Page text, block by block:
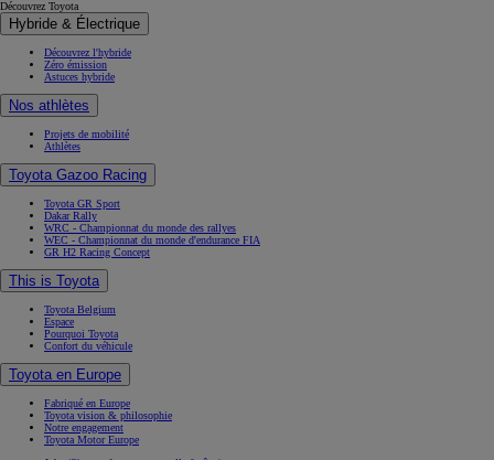
Nos athlètes
Projets de mobilité
Athlètes
Toyota Gazoo Racing
Dakar Rally
WRC - Championnat du monde des rallyes
WEC - Championnat du monde d'endurance FIA
GR H2 Racing Concept
This is Toyota
Toyota Belgium
Espace
Pourquoi Toyota
Confort du véhicule
Toyota en Europe
Fabriqué en Europe
Toyota vision & philosophie
Notre engagement
Toyota Motor Europe
Jobs(S'ouvre dans une nouvelle fenêtre)
Sponsoring
Contact & Infos
Contact & Infos